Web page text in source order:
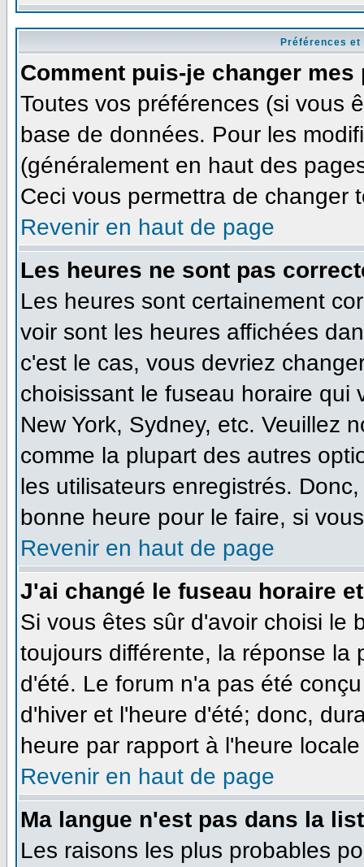
Préférences
Comment puis-je changer mes
Toutes vos préférences (si vous
base de données. Pour les
(généralement en haut des
Ceci vous permettra de changer
Revenir en haut de page
Les heures ne sont pas
Les heures sont certainement
voir sont les heures affichées
c'est le cas, vous devriez
choisissant le fuseau horaire qui
New York, Sydney, etc. Veuillez
comme la plupart des autres
les utilisateurs enregistrés.
bonne heure pour le faire, si
Revenir en haut de page
J'ai changé le fuseau horaire
Si vous êtes sûr d'avoir choisi le
toujours différente, la réponse la
d'été. Le forum n'a pas été
d'hiver et l'heure d'été; donc,
heure par rapport à l'heure
Revenir en haut de page
Ma langue n'est pas dans la
Les raisons les plus probables